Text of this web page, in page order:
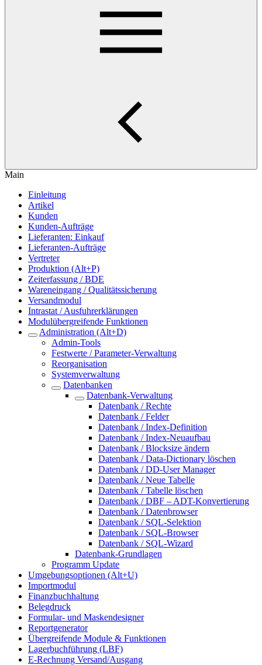
Main
Einleitung
Artikel
Kunden
Kunden-Aufträge
Lieferanten: Einkauf
Lieferanten-Aufträge
Vertreter
Produktion (Alt+P)
Zeiterfassung / BDE
Wareneingang / Qualitätssicherung
Versandmodul
Intrastat / Ausfuhrerklärungen
Modulübergreifende Funktionen
Administration (Alt+D)
Admin-Tools
Festwerte / Parameter-Verwaltung
Reorganisation
Systemverwaltung
Datenbanken
Datenbank-Verwaltung
Datenbank / Rechte
Datenbank / Felder
Datenbank / Index-Definition
Datenbank / Index-Neuaufbau
Datenbank / Blocksize ändern
Datenbank / Data-Dictionary löschen
Datenbank / DD-User Manager
Datenbank / Neue Tabelle
Datenbank / Tabelle löschen
Datenbank / DBF – ADT-Konvertierung
Datenbank / Datenbrowser
Datenbank / SQL-Selektion
Datenbank / SQL-Browser
Datenbank / SQL-Wizard
Datenbank-Grundlagen
Programm Update
Umgebungsoptionen (Alt+U)
Importmodul
Finanzbuchhaltung
Belegdruck
Formular- und Maskendesigner
Reportgenerator
Übergreifende Module & Funktionen
Lagerbuchführung (LBF)
E-Rechnung Versand/Ausgang